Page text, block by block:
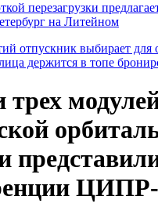
перезагрузки
на Литейном
ЦИПР-